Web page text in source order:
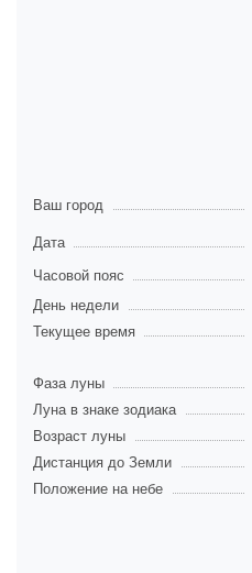
Ваш город
Дата
Часовой пояс
День недели
Текущее время
Фаза луны
Луна в знаке зодиака
Возраст луны
Дистанция до Земли
Положение на небе